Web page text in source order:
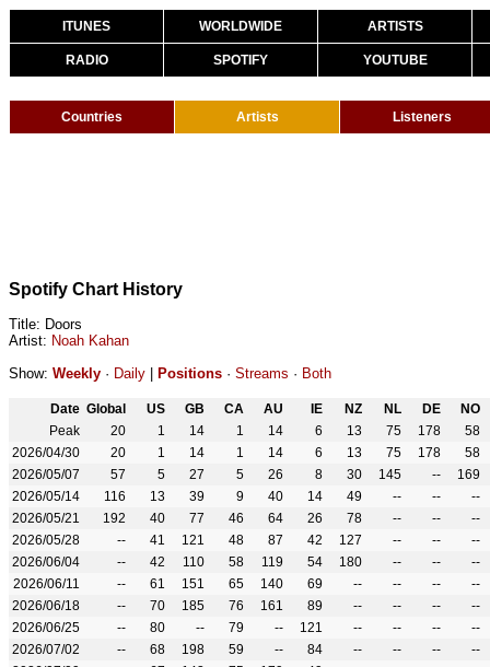
ITUNES WORLDWIDE ARTISTS
RADIO SPOTIFY YOUTUBE
Countries Artists Listeners
Spotify Chart History
Title: Doors
Artist: Noah Kahan
Show: Weekly · Daily Positions · Streams · Both
Date Global US GB CA AU IE NZ NL DE
NO
Peak
20 1 14 1 14 6 13 75 178
58
2026/04/30
20 1 14 1 14 6 13 75 178
58
2026/05/07
57 5 27 5 26 8 30 145 --
169
2026/05/14
116 13 39 9 40 14 49 -- --
--
2026/05/21
192 40 77 46 64 26 78 -- --
--
2026/05/28
-- 41 121 48 87 42 127 -- --
--
2026/06/04
-- 42 110 58 119 54 180 -- --
--
2026/06/11
-- 61 151 65 140 69 -- -- --
--
2026/06/18
-- 70 185 76 161 89 -- -- --
--
2026/06/25
-- 80 -- 79 -- 121 -- -- --
--
2026/07/02
-- 68 198 59 -- 84 -- -- --
--